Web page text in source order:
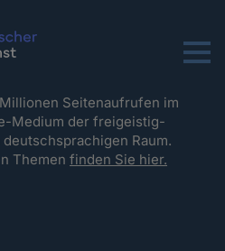
Menu
Seitenaufrufen im
Medium der freigeistig-
Raum.
Themenfinden Sie hier.